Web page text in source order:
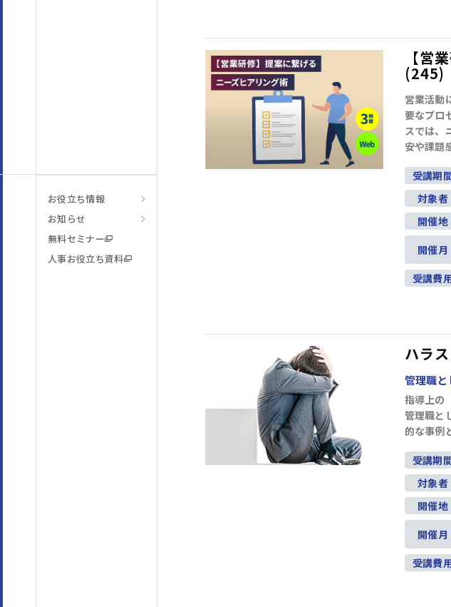
お役立ち情報
お知らせ
無料セミナー
人事お役立ち資料
【営
(245)
営業活動
要なプロ
スでは、
安や課題
受講期
対象者
開催地
開催月
受講費
ハラ
管理職
指導上の
管理職と
的な事例
受講期
対象者
開催地
開催月
受講費